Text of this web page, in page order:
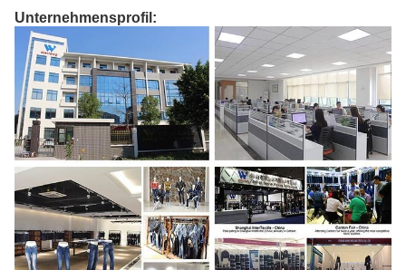
Unternehmensprofil: